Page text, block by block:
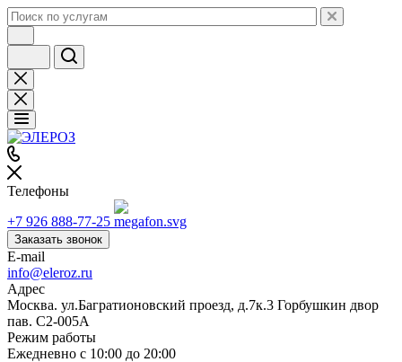
Телефоны
+7 926 888-77-25
Заказать звонок
E-mail
info@eleroz.ru
Адрес
Москва. ул.Багратионовский проезд, д.7к.3 Горбушкин двор
пав. C2-005A
Режим работы
Ежедневно с 10:00 до 20:00